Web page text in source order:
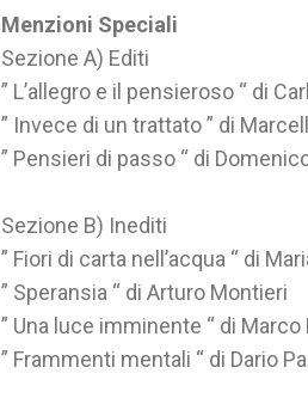
Menzioni Speciali
Sezione A) Editi
” L’allegro e il pensieroso “ di
” Invece di un trattato ” di
” Pensieri di passo “ di
Sezione B) Inediti
” Fiori di carta nell’acqua “ di
” Speransia “ di Arturo Montieri
” Una luce imminente “ di Marco
” Frammenti mentali “ di Dario